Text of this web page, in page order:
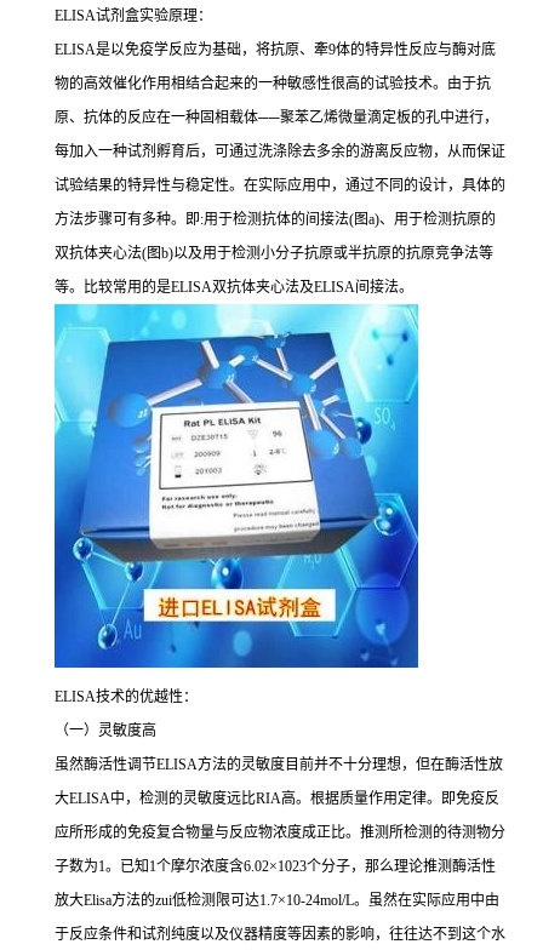
ELISA试剂盒实验原理：
ELISA是以免疫学反应为基础，将抗原、牽9体的特异性反应与酶对底
物的高效催化作用相结合起来的一种敏感性很高的试验技术。由于抗
原、抗体的反应在一种固相载体──聚苯乙烯微量滴定板的孔中进行，
每加入一种试剂孵育后，可通过洗涤除去多余的游离反应物，从而保证
试验结果的特异性与稳定性。在实际应用中，通过不同的设计，具体的
方法步骤可有多种。即:用于检测抗体的间接法(图a)、用于检测抗原的
双抗体夹心法(图b)以及用于检测小分子抗原或半抗原的抗原竞争法等
等。比较常用的是ELISA双抗体夹心法及ELISA间接法。
ELISA技术的优越性：
（一）灵敏度高
虽然酶活性调节ELISA方法的灵敏度目前并不十分理想，但在酶活性放
大ELISA中，检测的灵敏度远比RIA高。根据质量作用定律。即免疫反
应所形成的免疫复合物量与反应物浓度成正比。推测所检测的待测物分
子数为1。已知 1个摩尔浓度含6.02×1023个分子，那么理论推测酶活性
放大Elisa方法的zui低检测限可达1.7×10-24mol/L。虽然在实际应用中由
于反应条件和试剂纯度以及仪器精度等因素的影响，往往达不到这个水